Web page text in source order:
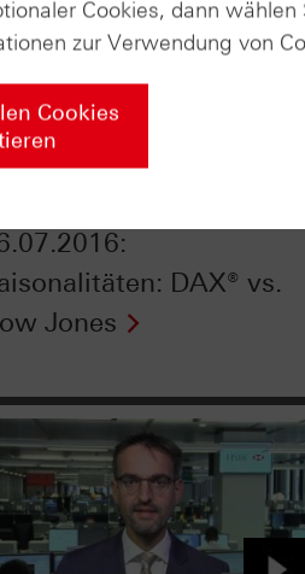
DAX® vs.
Jones
Cookies, dann
zur Verwendung von
Cookies